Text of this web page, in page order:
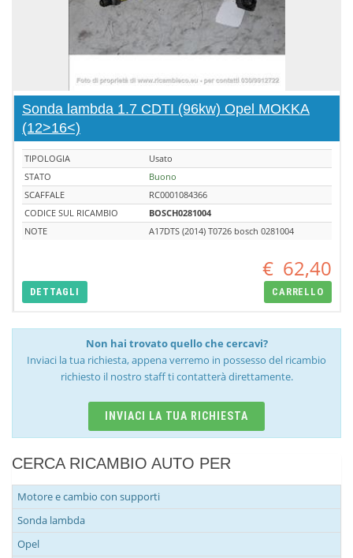
Sonda lambda 1.7 CDTI (96kw) Opel MOKKA
(12>16<)
TIPOLOGIA
Usato
STATO
Buono
SCAFFALE
RC0001084366
CODICE SUL RICAMBIO
BOSCH0281004
NOTE
A17DTS (2014) T0726 bosch 0281004
€ 62,40
DETTAGLI CARRELLO
Non hai trovato quello che cercavi?
Inviaci la tua richiesta, appena verremo in possesso del ricambio
richiesto il nostro staff ti contatterà direttamente.
INVIACI LA TUA RICHIESTA
CERCA RICAMBIO AUTO PER
Motore e cambio con supporti
Sonda lambda
Opel